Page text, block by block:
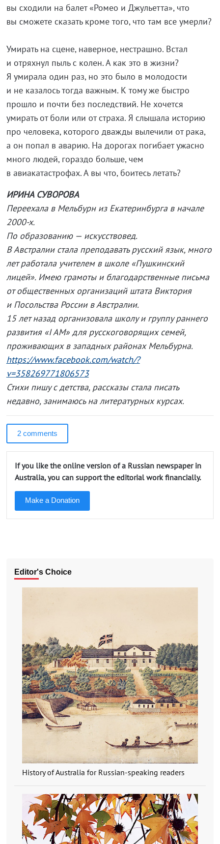
вы сходили на балет «Ромео и Джульетта», что
вы сможете сказать кроме того, что там все умерли?
Умирать на сцене, наверное, нестрашно. Встал
и отряхнул пыль с колен. А как это в жизни?
Я умирала один раз, но это было в молодости
и не казалось тогда важным. К тому же быстро
прошло и почти без последствий. Не хочется
умирать от боли или от страха. Я слышала историю
про человека, которого дважды вылечили от рака,
а он попал в аварию. На дорогах погибает ужасно
много людей, гораздо больше, чем
в авиакатастрофах. А вы что, боитесь летать?
ИРИНА СУВОРОВА
Переехала в Мельбурн из Екатеринбурга в начале
2000-х.
По образованию — искусствовед.
В Австралии стала преподавать русский язык, много
лет работала учителем в школе «Пушкинский
лицей». Имею грамоты и благодарственные письма
от общественных организаций штата Виктория
и Посольства России в Австралии.
15 лет назад организовала школу и группу раннего
развития «I AM» для русскоговорящих семей,
проживающих в западных районах Мельбурна.
https://www.facebook.com/watch/?
v=358269771806573
Стихи пишу с детства, рассказы стала писать
недавно, занимаюсь на литературных курсах.
2 comments
If you like the online version of a Russian newspaper in
Australia, you can support the editorial work financially.
Make a Donation
Editor's Choice
History of Australia for Russian-speaking readers